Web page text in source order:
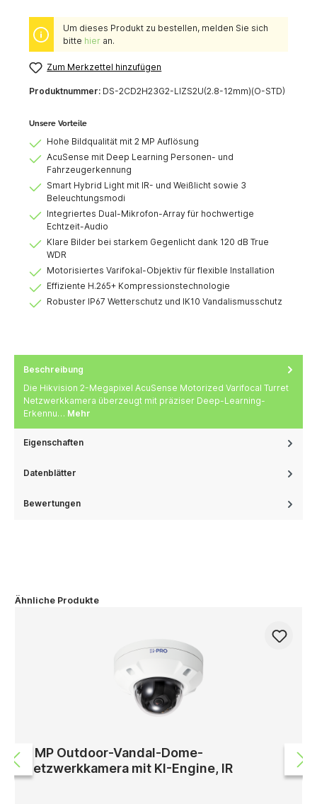
Um dieses Produkt zu bestellen, melden Sie sich
bitte hieran.
Zum Merkzettel hinzufügen
Produktnummer: DS-2CD2H23G2-LIZS2U(2.8-12mm)(O-STD)
Unsere Vorteile
Hohe Bildqualität mit 2 MP Auflösung
AcuSense mit Deep Learning Personen- und
Fahrzeugerkennung
Smart Hybrid Light mit IR- und Weißlicht sowie 3
Beleuchtungsmodi
Integriertes Dual-Mikrofon-Array für hochwertige
Echtzeit-Audio
Klare Bilder bei starkem Gegenlicht dank 120 dB True
WDR
Motorisiertes Varifokal-Objektiv für flexible Installation
Effiziente H.265+ Kompressionstechnologie
Robuster IP67 Wetterschutz und IK10 Vandalismusschutz
Beschreibung
Die Hikvision 2-Megapixel AcuSense Motorized Varifocal Turret
Netzwerkkamera überzeugt mit präziser Deep-Learning-
Erkennu… Mehr
Eigenschaften
Datenblätter
Bewertungen
Ähnliche Produkte
5 MP Outdoor-Vandal-Dome-
Netzwerkkamera mit KI-Engine, IR